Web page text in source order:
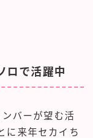
ロで活躍中
バーが望む活
に来年セカイち